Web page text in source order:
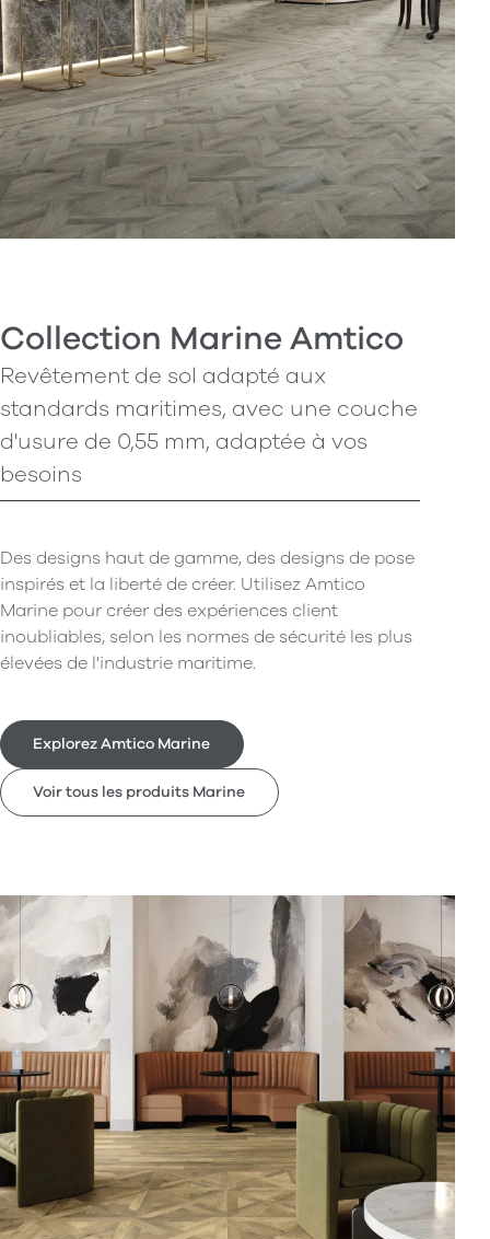
Collection Marine Amtico
Revêtement de sol adapté aux
standards maritimes, avec une couche
d'usure de 0,55 mm, adaptée à vos
besoins
Des designs haut de gamme, des designs de pose
inspirés et la liberté de créer. Utilisez Amtico
Marine pour créer des expériences client
inoubliables, selon les normes de sécurité les plus
élevées de l'industrie maritime.
Explorez Amtico Marine
Voir tous les produits Marine